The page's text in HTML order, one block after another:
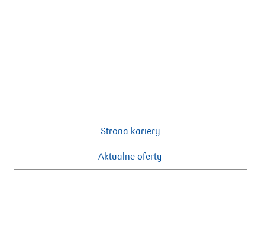
Strona kariery
Aktualne oferty